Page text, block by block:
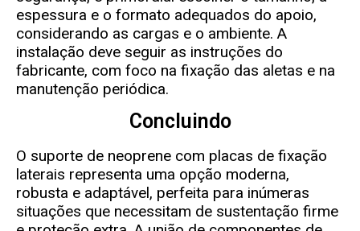
espessura e o formato adequados do apoio,
considerando as cargas e o ambiente. A
instalação deve seguir as instruções do
fabricante, com foco na fixação das aletas e na
manutenção periódica.
Concluindo
O suporte de neoprene com placas de fixação
laterais representa uma opção moderna,
robusta e adaptável, perfeita para inúmeras
situações que necessitam de sustentação firme